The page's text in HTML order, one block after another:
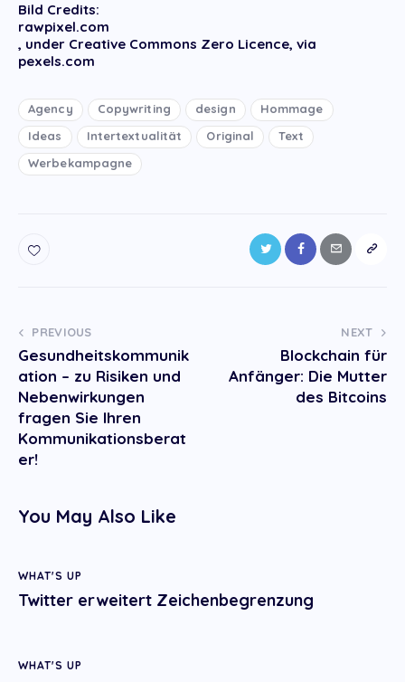
Bild Credits:
rawpixel.com
, under Creative Commons Zero Licence, via
pexels.com
Agency Copywriting design
Hommage
Ideas
Intertextualität Original
Text
Werbekampagne
Post
navigation
PREVIOUS
Gesundheitskommunik
ation – zu Risiken und
Nebenwirkungen
fragen Sie Ihren
Kommunikationsberat
er!
NEXT
Blockchain für
Anfänger: Die Mutter
des Bitcoins
You May Also Like
WHAT'S UP
Twitter erweitert Zeichenbegrenzung
WHAT'S UP